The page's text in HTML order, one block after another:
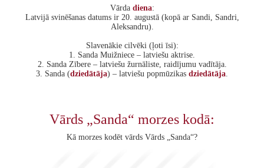
Vārda diena:
Latvijā svinēšanas datums ir 20. augustā (kopā ar Sandi, Sandri,
Aleksandru).
Slavenākie cilvēki (ļoti īsi):
1. Sanda Muižniece – latviešu aktrise.
2. Sanda Zībere – latviešu žurnāliste, raidījumu vadītāja.
3. Sanda (dziedātāja) – latviešu popmūzikas dziedātāja.
Vārds „Sanda“ morzes kodā:
Kā morzes kodēt vārds Vārds „Sanda“?